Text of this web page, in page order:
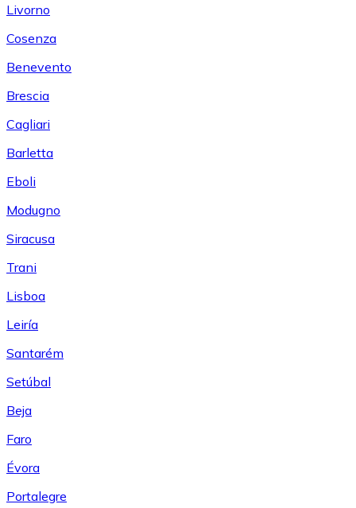
Livorno
Cosenza
Benevento
Brescia
Cagliari
Barletta
Eboli
Modugno
Siracusa
Trani
Lisboa
Leiría
Santarém
Setúbal
Beja
Faro
Évora
Portalegre